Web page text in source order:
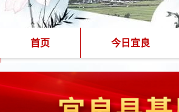
首页 今日宜良